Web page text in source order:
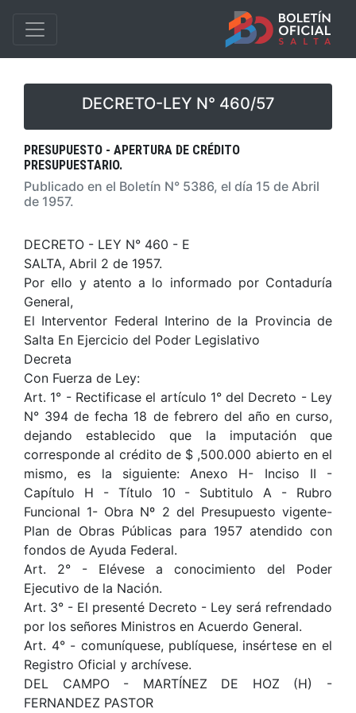
DECRETO-LEY N° 460/57
PRESUPUESTO - APERTURA DE CRÉDITO
PRESUPUESTARIO.
Publicado en el Boletín N° 5386, el día 15 de Abril
de 1957.
DECRETO - LEY N° 460 - E
SALTA, Abril 2 de 1957.
Por ello y atento a lo informado por Contaduría
General,
El Interventor Federal Interino de la Provincia de
Salta En Ejercicio del Poder Legislativo
Decreta
Con Fuerza de Ley:
Art. 1° - Rectificase el artículo 1° del Decreto - Ley
N° 394 de fecha 18 de febrero del año en curso,
dejando establecido que la imputación que
corresponde al crédito de $ ,500.000 abierto en el
mismo, es la siguiente: Anexo H- Inciso II -
Capítulo H - Título 10 - Subtitulo A - Rubro
Funcional 1- Obra Nº 2 del Presupuesto vigente-
Plan de Obras Públicas para 1957 atendido con
fondos de Ayuda Federal.
Art. 2° - Elévese a conocimiento del Poder
Ejecutivo de la Nación.
Art. 3° - El presenté Decreto - Ley será refrendado
por los señores Ministros en Acuerdo General.
Art. 4° - comuníquese, publíquese, insértese en el
Registro Oficial y archívese.
DEL CAMPO - MARTÍNEZ DE HOZ (H) -
FERNANDEZ PASTOR